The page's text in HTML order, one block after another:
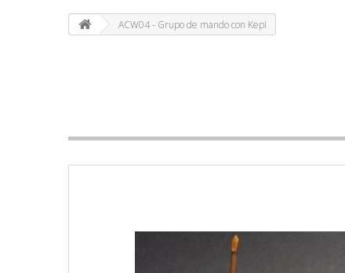
ACW04 - Grupo de mando con Kepi